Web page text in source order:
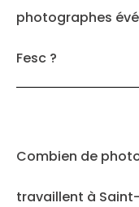
photographes
Fesc ?
Combien de
travaillent à